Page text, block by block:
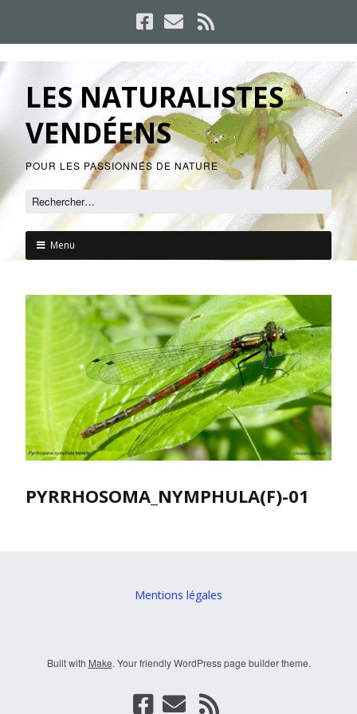
LES NATURALISTES
VENDÉENS
POUR LES PASSIONNÉS DE NATURE
Menu
PYRRHOSOMA_NYMPHULA(F)-01
Mentions légales
Built with Make. Your friendly WordPress page builder theme.